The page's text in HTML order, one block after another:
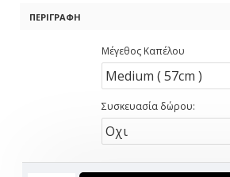
ΠΕΡΙΓΡΑΦΉ
Μέγεθος Καπέλου
Συσκευασία δώρου: